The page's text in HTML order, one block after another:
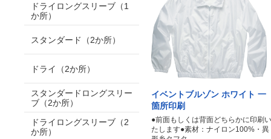
イベントブルゾン ホワイト 一
箇所印刷
●前面もしくは背面どちらかに印刷い
たします●素材：ナイロン100%・異
ドライロングスリーブ（1
か所）
スタンダード（2か所）
ドライ（2か所）
スタンダードロングスリー
ブ（2か所）
ドライロングスリーブ（2
か所）